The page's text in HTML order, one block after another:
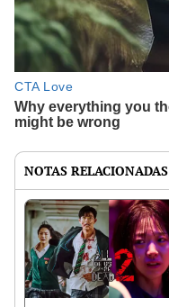
NOTAS RELACIONADAS